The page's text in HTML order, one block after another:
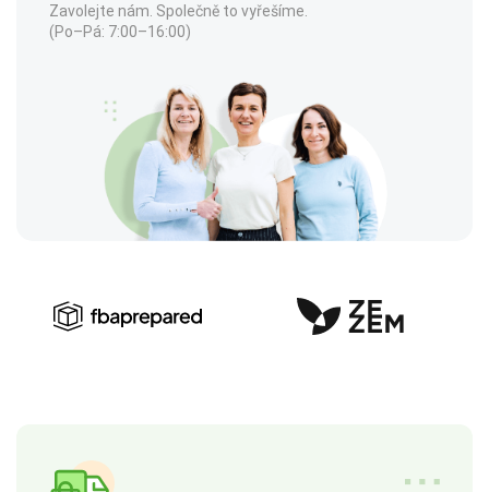
Zavolejte nám. Společně to vyřešíme.
(Po–Pá: 7:00–16:00)